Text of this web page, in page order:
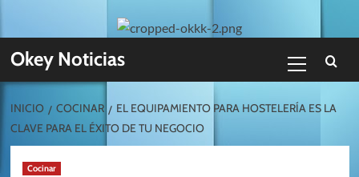
content
Okey Noticias
primario
INICIO COCINAR
EL EQUIPAMIENTO PARA HOSTELERÍA ES LA
CLAVE PARA EL ÉXITO DE TU NEGOCIO
Cocinar